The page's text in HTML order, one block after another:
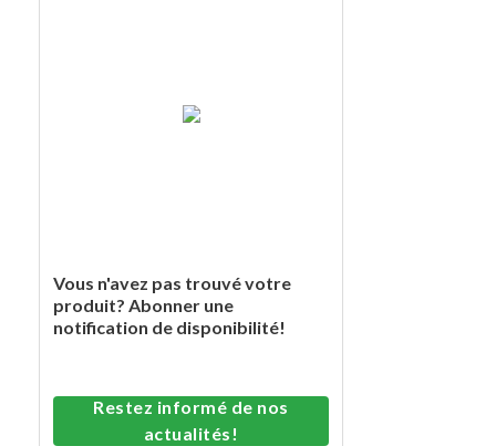
Vous n'avez pas trouvé votre
produit? Abonner une
notification de disponibilité!
Restez informé de nos
actualités!